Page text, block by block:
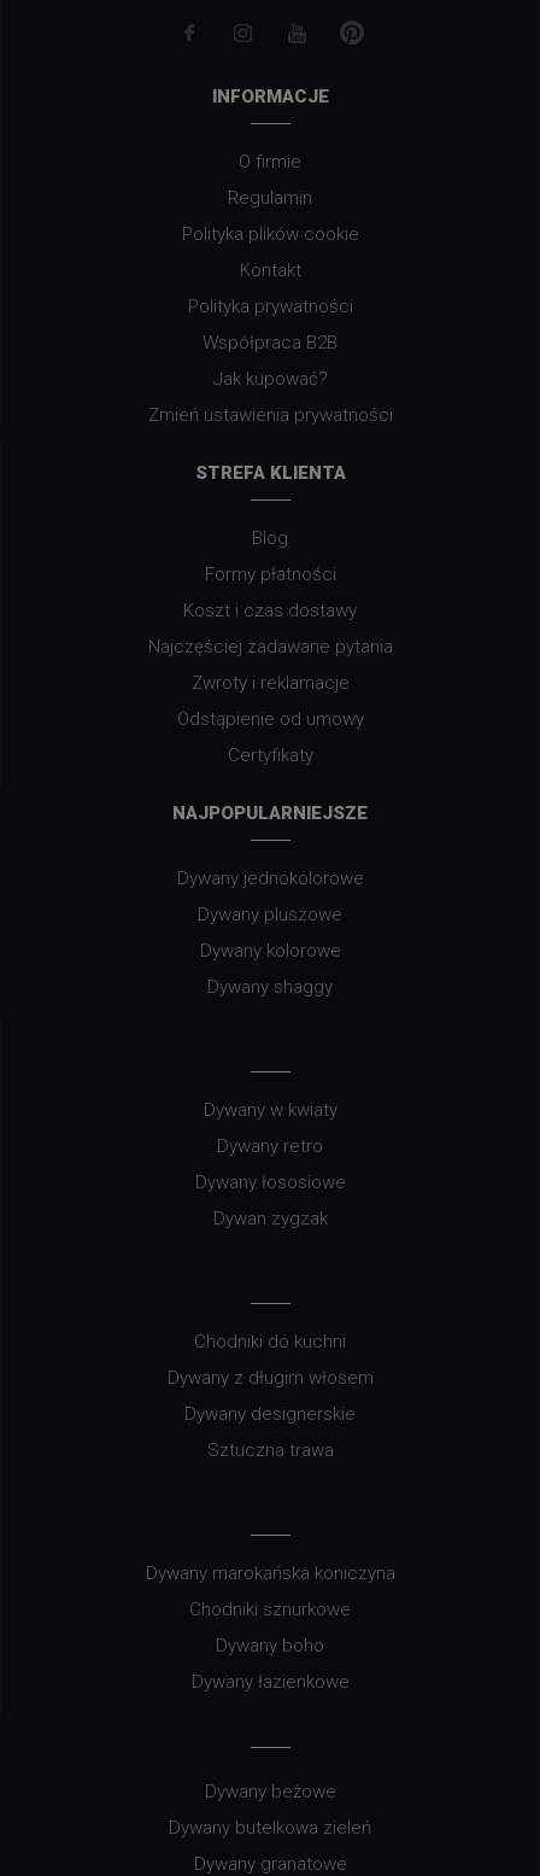
INFORMACJE
O firmie
Regulamin
Polityka plików cookie
Kontakt
Polityka prywatności
Współpraca B2B
Jak kupować?
Zmień ustawienia prywatności
STREFA KLIENTA
Blog
Formy płatności
Koszt i czas dostawy
Najczęściej zadawane pytania
Zwroty i reklamacje
Odstąpienie od umowy
Certyfikaty
NAJPOPULARNIEJSZE
Dywany jednokolorowe
Dywany pluszowe
Dywany kolorowe
Dywany shaggy
Dywany w kwiaty
Dywany retro
Dywany łososiowe
Dywan zygzak
Chodniki do kuchni
Dywany z długim włosem
Dywany designerskie
Sztuczna trawa
Dywany marokańska koniczyna
Chodniki sznurkowe
Dywany boho
Dywany łazienkowe
Dywany beżowe
Dywany butelkowa zieleń
Dywany granatowe